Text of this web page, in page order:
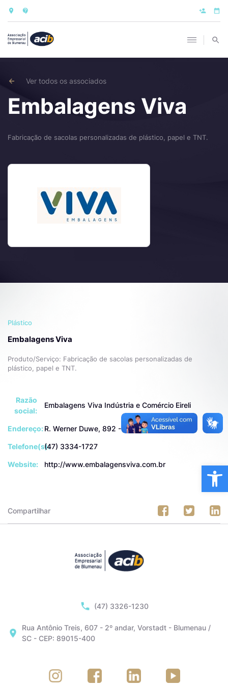
Ver todos os associados
Embalagens Viva
Fabricação de sacolas personalizadas de plástico, papel e TNT.
Plástico
Embalagens Viva
Produto/Serviço: Fabricação de sacolas personalizadas de
plástico, papel e TNT.
Razão
social:
Embalagens Viva Indústria e Comércio Eireli
Endereço:R. Werner Duwe, 892 - Badenfurt, Blumenau
Telefone(s):(47) 3334-1727
Website: http://www.embalagensviva.com.br
Compartilhar
(47) 3326-1230
Rua Antônio Treis, 607 - 2º andar, Vorstadt - Blumenau /
SC - CEP: 89015-400